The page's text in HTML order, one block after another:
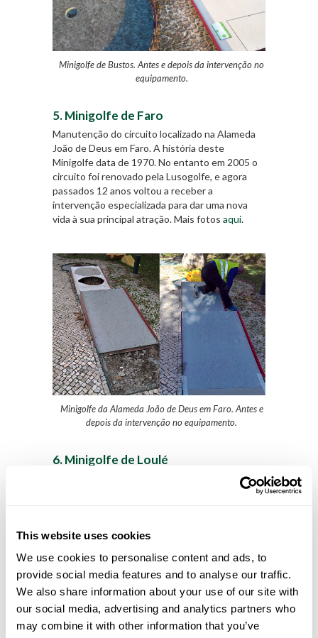
This website uses cookies
We use cookies to personalise content and ads, to
provide social media features and to analyse our traffic.
We also share information about your use of our site with
our social media, advertising and analytics partners who
may combine it with other information that you’ve
Minigolfe de Bustos. Antes e depois da intervenção no
equipamento.
5. Minigolfe de Faro
Manutenção do circuito localizado na Alameda
João de Deus em Faro. A história deste
Minigolfe data de 1970. No entanto em 2005 o
circuito foi renovado pela Lusogolfe, e agora
passados 12 anos voltou a receber a
intervenção especializada para dar uma nova
vida à sua principal atração. Mais fotos aqui.
Minigolfe da Alameda João de Deus em Faro. Antes e
depois da intervenção no equipamento.
6. Minigolfe de Loulé
De forma a garantir as melhores condições do
equipamento instalado em 2010, a equipa da
modeloChallenge Golf, no Parque Municipal de
renovado aqui.